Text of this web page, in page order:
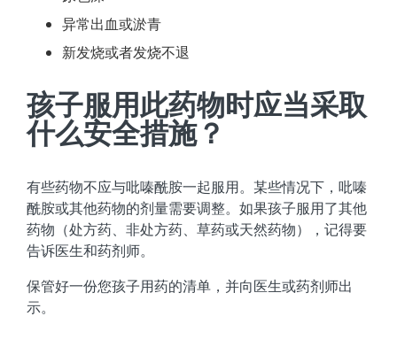
异常出血或淤青
新发烧或者发烧不退
孩子服用此药物时应当采取
什么安全措施？
有些药物不应与吡嗪酰胺一起服用。某些情况下，吡嗪
酰胺或其他药物的剂量需要调整。如果孩子服用了其他
药物（处方药、非处方药、草药或天然药物），记得要
告诉医生和药剂师。
保管好一份您孩子用药的清单，并向医生或药剂师出
示。